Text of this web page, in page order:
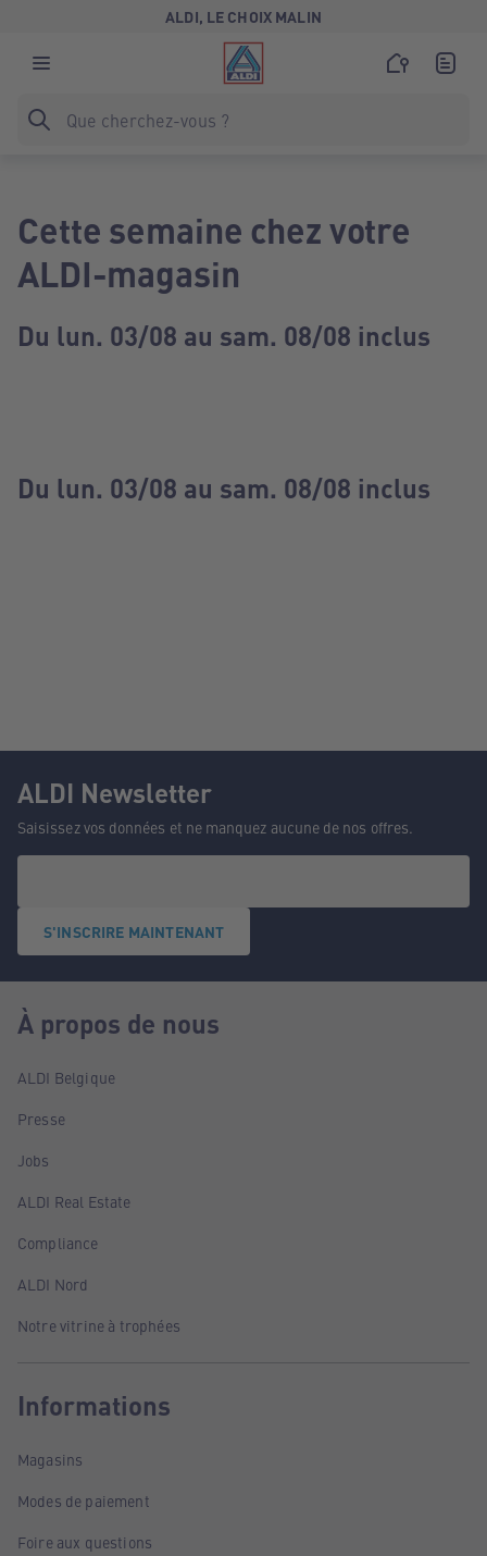
ALDI, LE CHOIX MALIN
Cette semaine chez votre
ALDI-magasin
Du lun. 03/08 au sam. 08/08 inclus
Du lun. 03/08 au sam. 08/08 inclus
ALDI Newsletter
Saisissez vos données et ne manquez aucune de nos offres.
S'INSCRIRE MAINTENANT
À propos de nous
ALDI Belgique
Presse
Jobs
ALDI Real Estate
Compliance
ALDI Nord
Notre vitrine à trophées
Informations
Magasins
Modes de paiement
Foire aux questions